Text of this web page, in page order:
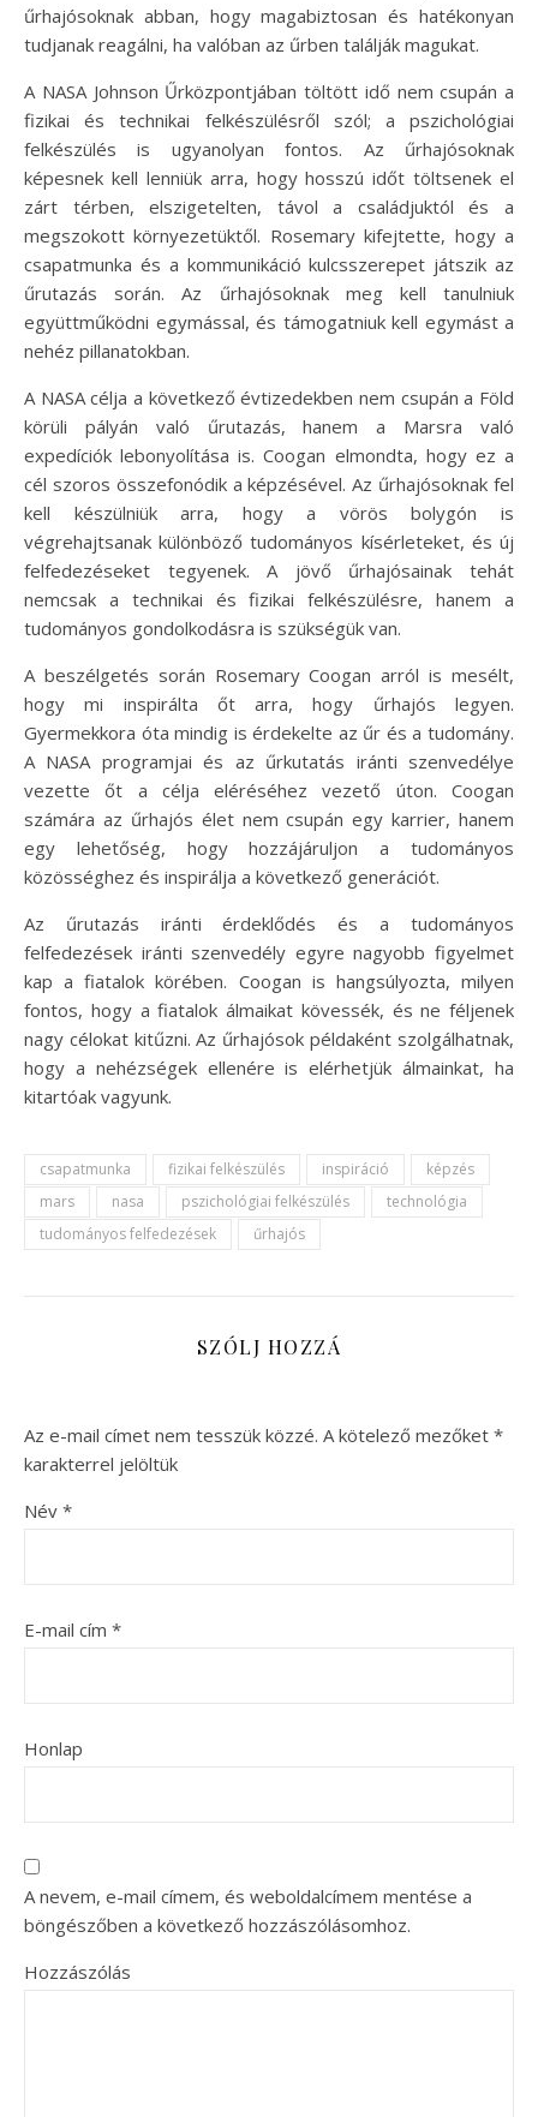
űrhajósoknak abban, hogy magabiztosan és hatékonyan
tudjanak reagálni, ha valóban az űrben találják magukat.
A NASA Johnson Űrközpontjában töltött idő nem csupán a
fizikai és technikai felkészülésről szól; a pszichológiai
felkészülés is ugyanolyan fontos. Az űrhajósoknak
képesnek kell lenniük arra, hogy hosszú időt töltsenek el
zárt térben, elszigetelten, távol a családjuktól és a
megszokott környezetüktől. Rosemary kifejtette, hogy a
csapatmunka és a kommunikáció kulcsszerepet játszik az
űrutazás során. Az űrhajósoknak meg kell tanulniuk
együttműködni egymással, és támogatniuk kell egymást a
nehéz pillanatokban.
A NASA célja a következő évtizedekben nem csupán a Föld
körüli pályán való űrutazás, hanem a Marsra való
expedíciók lebonyolítása is. Coogan elmondta, hogy ez a
cél szoros összefonódik a képzésével. Az űrhajósoknak fel
kell készülniük arra, hogy a vörös bolygón is
végrehajtsanak különböző tudományos kísérleteket, és új
felfedezéseket tegyenek. A jövő űrhajósainak tehát
nemcsak a technikai és fizikai felkészülésre, hanem a
tudományos gondolkodásra is szükségük van.
A beszélgetés során Rosemary Coogan arról is mesélt,
hogy mi inspirálta őt arra, hogy űrhajós legyen.
Gyermekkora óta mindig is érdekelte az űr és a tudomány.
A NASA programjai és az űrkutatás iránti szenvedélye
vezette őt a célja eléréséhez vezető úton. Coogan
számára az űrhajós élet nem csupán egy karrier, hanem
egy lehetőség, hogy hozzájáruljon a tudományos
közösséghez és inspirálja a következő generációt.
Az űrutazás iránti érdeklődés és a tudományos
felfedezések iránti szenvedély egyre nagyobb figyelmet
kap a fiatalok körében. Coogan is hangsúlyozta, milyen
fontos, hogy a fiatalok álmaikat kövessék, és ne féljenek
nagy célokat kitűzni. Az űrhajósok példaként szolgálhatnak,
hogy a nehézségek ellenére is elérhetjük álmainkat, ha
kitartóak vagyunk.
csapatmunka fizikai felkészülés inspiráció
képzés
mars
nasa pszichológiai felkészülés
technológia
tudományos felfedezések
űrhajós
SZÓLJ HOZZÁ
Az e-mail címet nem tesszük közzé. A kötelező mezőket *
karakterrel jelöltük
Név *
E-mail cím *
Honlap
A nevem, e-mail címem, és weboldalcímem mentése a
böngészőben a következő hozzászólásomhoz.
Hozzászólás